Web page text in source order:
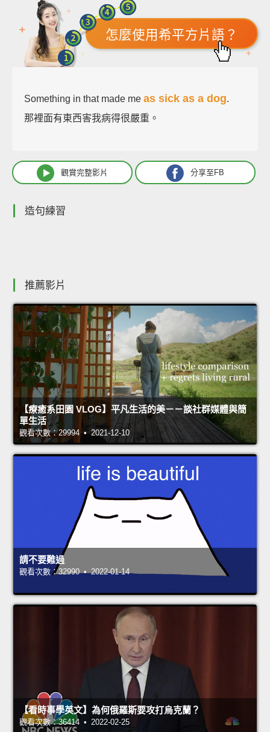
怎麼使用希平方片語？
Something in that made me as sick as a dog.
那裡面有東西害我病得很嚴重。
觀賞完整影片 分享至FB
造句練習
推薦影片
【療癒系田園 VLOG】平凡生活的美－－談社群媒體與簡
單生活
觀看次數：29994 • 2021-12-10
請不要難過
觀看次數：32990 • 2022-01-14
【看時事學英文】為何俄羅斯要攻打烏克蘭？
觀看次數：36414 • 2022-02-25